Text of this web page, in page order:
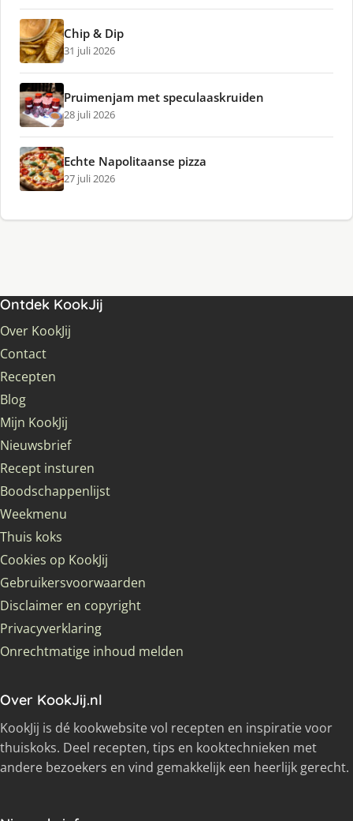
Chip & Dip
31 juli 2026
Pruimenjam met speculaaskruiden
28 juli 2026
Echte Napolitaanse pizza
27 juli 2026
Ontdek KookJij
Over KookJij
Contact
Recepten
Blog
Mijn KookJij
Nieuwsbrief
Recept insturen
Boodschappenlijst
Weekmenu
Thuis koks
Cookies op KookJij
Gebruikersvoorwaarden
Disclaimer en copyright
Privacyverklaring
Onrechtmatige inhoud melden
Over KookJij.nl
KookJij is dé kookwebsite vol recepten en inspiratie voor
thuiskoks. Deel recepten, tips en kooktechnieken met
andere bezoekers en vind gemakkelijk een heerlijk gerecht.